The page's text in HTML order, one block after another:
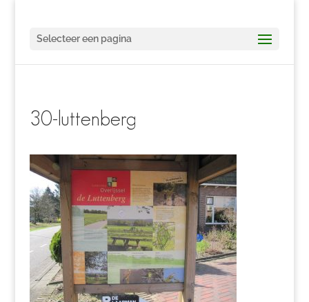
Selecteer een pagina
30-luttenberg